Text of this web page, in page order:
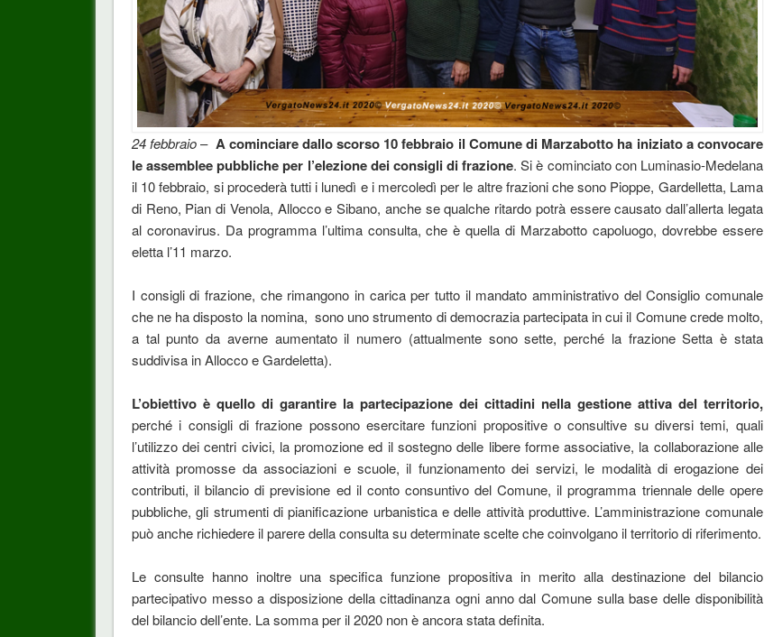
24 febbraio– A cominciare dallo scorso 10 febbraio il Comune di Marzabotto ha iniziato a convocare
le assemblee pubbliche per l’elezione dei consigli di frazione. Si è cominciato con Luminasio-Medelana
il 10 febbraio, si procederà tutti i lunedì e i mercoledì per le altre frazioni che sono Pioppe, Gardelletta, Lama
di Reno, Pian di Venola, Allocco e Sibano, anche se qualche ritardo potrà essere causato dall’allerta legata
al coronavirus. Da programma l’ultima consulta, che è quella di Marzabotto capoluogo, dovrebbe essere
eletta l’11 marzo.
I consigli di frazione, che rimangono in carica per tutto il mandato amministrativo del Consiglio comunale
che ne ha disposto la nomina, sono uno strumento di democrazia partecipata in cui il Comune crede molto,
a tal punto da averne aumentato il numero (attualmente sono sette, perché la frazione Setta è stata
suddivisa in Allocco e Gardeletta).
L’obiettivo è quello di garantire la partecipazione dei cittadini nella gestione attiva del territorio,
perché i consigli di frazione possono esercitare funzioni propositive o consultive su diversi temi, quali
l’utilizzo dei centri civici, la promozione ed il sostegno delle libere forme associative, la collaborazione alle
attività promosse da associazioni e scuole, il funzionamento dei servizi, le modalità di erogazione dei
contributi, il bilancio di previsione ed il conto consuntivo del Comune, il programma triennale delle opere
pubbliche, gli strumenti di pianificazione urbanistica e delle attività produttive. L’amministrazione comunale
può anche richiedere il parere della consulta su determinate scelte che coinvolgano il territorio di riferimento.
Le consulte hanno inoltre una specifica funzione propositiva in merito alla destinazione del bilancio
partecipativo messo a disposizione della cittadinanza ogni anno dal Comune sulla base delle disponibilità
del bilancio dell’ente. La somma per il 2020 non è ancora stata definita.